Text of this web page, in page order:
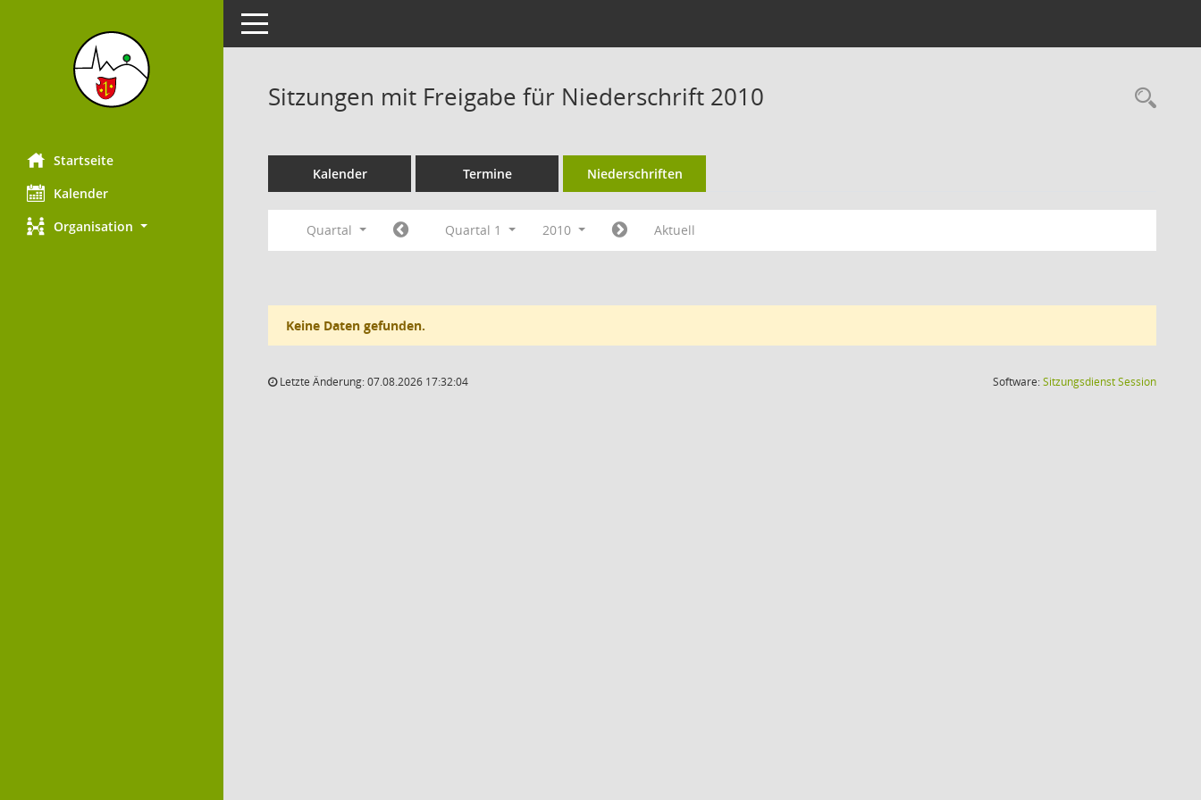
Startseite
Kalender
Organisation
Toggle navigation
Sitzungen mit Freigabe für Niederschrift 2010
Kalender Termine Niederschriften
Quartal Quartal 1 2010 Aktuell
Keine Daten gefunden.
Letzte Änderung: 07.08.2026 17:32:04 Software:SitzungsdienstSession(Wird in